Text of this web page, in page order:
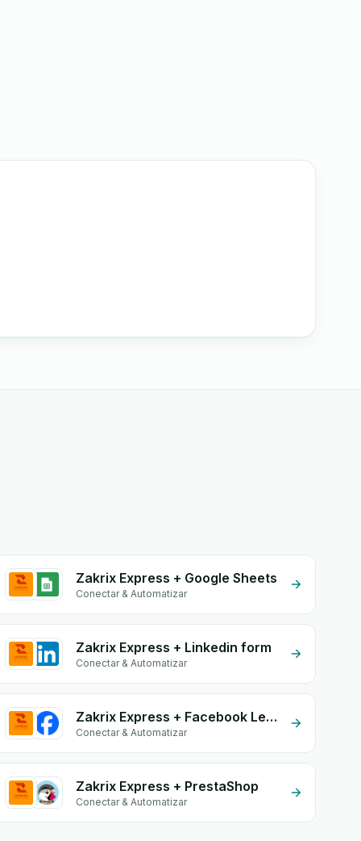
Zakrix Express + Google Sheets
Conectar & Automatizar
Zakrix Express + Linkedin form
Conectar & Automatizar
Zakrix Express + Facebook Leads
Conectar & Automatizar
Zakrix Express + PrestaShop
Conectar & Automatizar